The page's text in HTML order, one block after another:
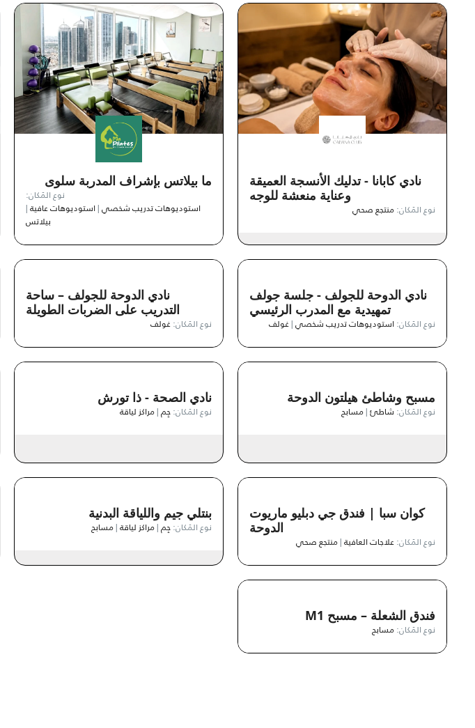
نادي كابانا - تدليك الأنسجة العميقة
وعناية منعشة للوجه
نوع المَكان:منتجع صحي
ما بيلاتس بإشراف المدربة سلوى
نوع المَكان:
استوديوهات تدريب شخصي|استوديوهات عافية|
بيلاتس
نادي الدوحة للجولف - جلسة جولف
تمهيدية مع المدرب الرئيسي
نوع المَكان:استوديوهات تدريب شخصي|غولف
نادي الدوحة للجولف – ساحة
التدريب على الضربات الطويلة
نوع المَكان:غولف
مسبح وشاطئ هيلتون الدوحة
نوع المَكان: شاطئ|مسابح
نادي الصحة - ذا تورش
نوع المَكان:جِم|مراكز لياقة
كوان سبا | فندق جي دبليو ماريوت
الدوحة
نوع المَكان:علاجات العافية|منتجع صحي
بنتلي جيم واللياقة البدنية
نوع المَكان:جِم|مراكز لياقة|مسابح
فندق الشعلة – مسبح M1
نوع المَكان:مسابح